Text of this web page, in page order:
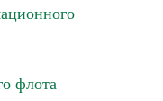
флота